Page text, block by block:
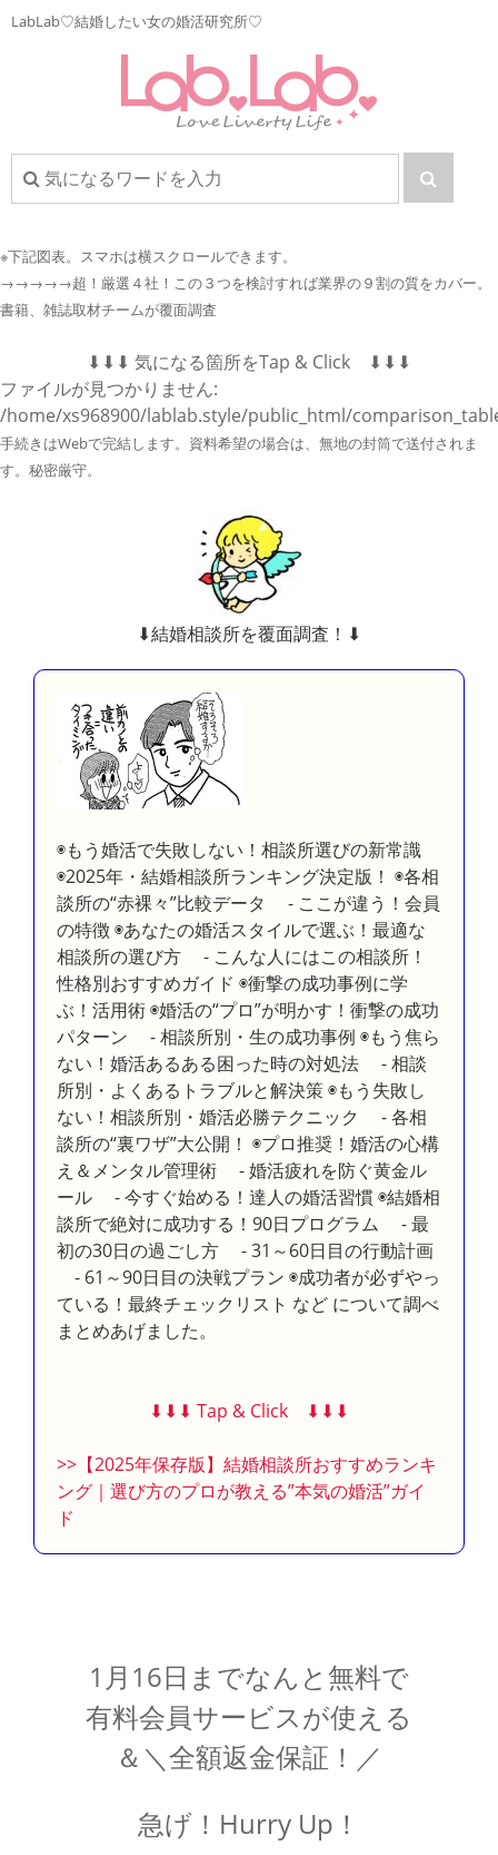
LabLab♡結婚したい女の婚活研究所♡
※下記図表。 スマホは横スクロールできます。
→→→→→超！厳選４社！この３つを検討すれば業界の９割の質をカバー。
書籍、雑誌取材チームが覆面調査
⬇︎⬇︎⬇︎ 気になる箇所をTap & Click ⬇︎⬇︎⬇︎
ファイルが見つかりません:
/home/xs968900/lablab.style/public_html/
手続きはWebで完結します。資料希望の場合は、無地の封筒で送付されま
す。秘密厳守。
⬇︎結婚相談所を覆面調査！⬇︎
◉もう婚活で失敗しない！相談所選びの新常識
◉2025年・結婚相談所ランキング決定版！ ◉各相
談所の“赤裸々”比較データ - ここが違う！会員
の特徴 ◉あなたの婚活スタイルで選ぶ！最適な
相談所の選び方 - こんな人にはこの相談所！
性格別おすすめガイド ◉衝撃の成功事例に学
ぶ！活用術 ◉婚活の“プロ”が明かす！衝撃の成功
パターン - 相談所別・生の成功事例 ◉もう焦ら
ない！婚活あるある困った時の対処法 - 相談
所別・よくあるトラブルと解決策 ◉もう失敗し
ない！相談所別・婚活必勝テクニック - 各相
談所の“裏ワザ”大公開！ ◉プロ推奨！婚活の心構
え＆メンタル管理術 - 婚活疲れを防ぐ黄金ル
ール - 今すぐ始める！達人の婚活習慣 ◉結婚相
談所で絶対に成功する！90日プログラム - 最
初の30日の過ごし方 - 31～60日目の行動計画
- 61～90日目の決戦プラン ◉成功者が必ずやっ
ている！最終チェックリスト など について調べ
まとめあげました。
⬇︎⬇︎⬇︎ Tap & Click ⬇︎⬇︎⬇︎
>>【2025年保存版】結婚相談所おすすめランキ
ング｜選び方のプロが教える”本気の婚活”ガイ
ド
1月16日までなんと無料で
有料会員サービスが使える
＆＼全額返金保証！／
急げ！Hurry Up！